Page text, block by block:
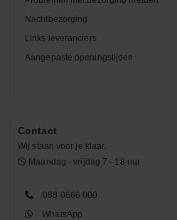
Nachtbezorging
Links leveranciers
Aangepaste openingstijden
Contact
Wij staan voor je klaar.
Maandag - vrijdag 7 - 18 uur
088 0666 000
WhatsApp